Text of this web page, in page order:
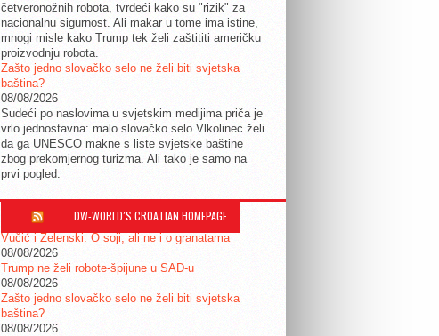
četveronožnih robota, tvrdeći kako su "rizik" za
nacionalnu sigurnost. Ali makar u tome ima istine,
mnogi misle kako Trump tek želi zaštititi američku
proizvodnju robota.
Zašto jedno slovačko selo ne želi biti svjetska
baština?
08/08/2026
Sudeći po naslovima u svjetskim medijima priča je
vrlo jednostavna: malo slovačko selo Vlkolinec želi
da ga UNESCO makne s liste svjetske baštine
zbog prekomjernog turizma. Ali tako je samo na
prvi pogled.
DW-WORLD´S CROATIAN HOMEPAGE
Vučić i Zelenski: O soji, ali ne i o granatama
08/08/2026
Trump ne želi robote-špijune u SAD-u
08/08/2026
Zašto jedno slovačko selo ne želi biti svjetska
baština?
08/08/2026